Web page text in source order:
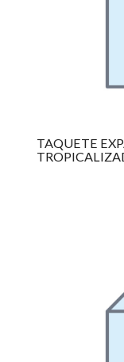
TAQUETE